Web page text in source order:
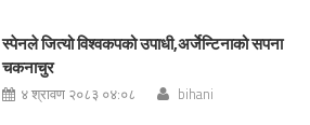
स्पेनले जित्यो विश्वकपको उपाधी,अर्जेन्टिनाको सपना
चकनाचुर
४ श्रावण २०८३ ०४:०८ bihani